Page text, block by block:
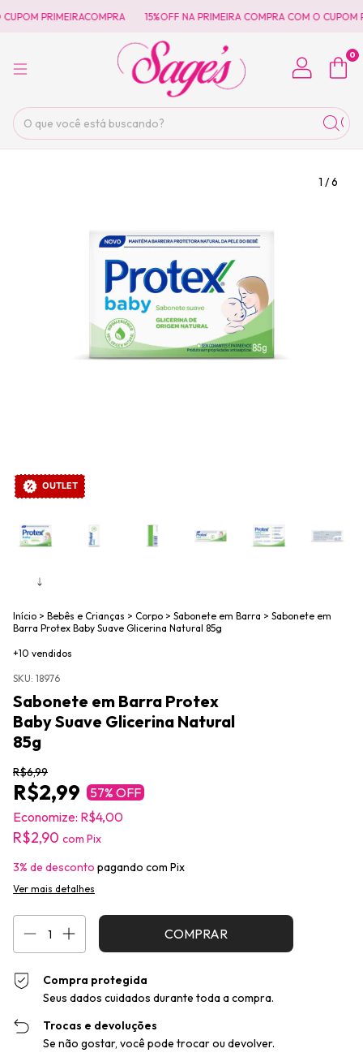
PRIMEIRACOMPRA 15%OFF NA PRIMEIRA COMPRA COM O CUPOM
0
OUTLET
1 /6
Início > Bebês e Crianças > Corpo > Sabonete em Barra > Sabonete em
Barra Protex Baby Suave Glicerina Natural 85g
+10 vendidos
SKU: 18976
Sabonete em Barra Protex
Baby Suave Glicerina Natural
85g
R$6,99
R$2,99 57% OFF
Economize: R$4,00
R$2,90 com Pix
3% de desconto pagando com Pix
Ver mais detalhes
Compra protegida
Seus dados cuidados durante toda a compra.
Trocas e devoluções
Se não gostar, você pode trocar ou devolver.